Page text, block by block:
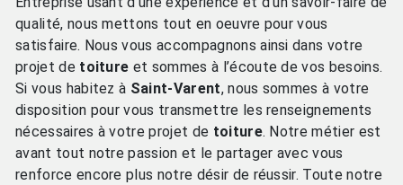
qualité, nous mettons tout en oeuvre pour vous
satisfaire. Nous vous accompagnons ainsi dans votre
projet de toiture et sommes à l’écoute de vos besoins.
Si vous habitez à Saint-Varent, nous sommes à votre
disposition pour vous transmettre les renseignements
nécessaires à votre projet de toiture. Notre métier est
avant tout notre passion et le partager avec vous
renforce encore plus notre désir de réussir. Toute notre